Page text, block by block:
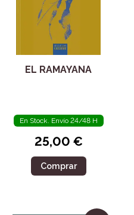
EL RAMAYANA
En Stock. Envío 24/48 H
25,00 €
Comprar